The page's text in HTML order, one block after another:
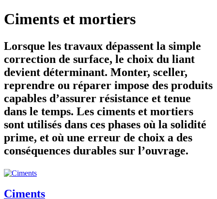
Ciments et mortiers
Lorsque les travaux dépassent la simple
correction de surface, le choix du liant
devient déterminant. Monter, sceller,
reprendre ou réparer impose des produits
capables d’assurer résistance et tenue
dans le temps. Les ciments et mortiers
sont utilisés dans ces phases où la solidité
prime, et où une erreur de choix a des
conséquences durables sur l’ouvrage.
Ciments